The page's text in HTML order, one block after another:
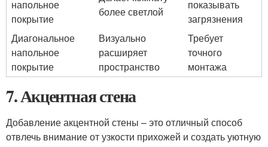
напольное
покрытие
более светлой
показывать
загрязнения
Диагональное
напольное
покрытие
Визуально
расширяет
пространство
Требует
точного
монтажа
7. Акцентная стена
Добавление акцентной стены – это отличный способ
отвлечь внимание от узкости прихожей и создать уютную